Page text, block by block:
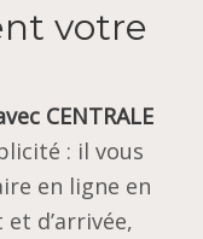
votre
CENTRALE
: il vous
en ligne en
d’arrivée,